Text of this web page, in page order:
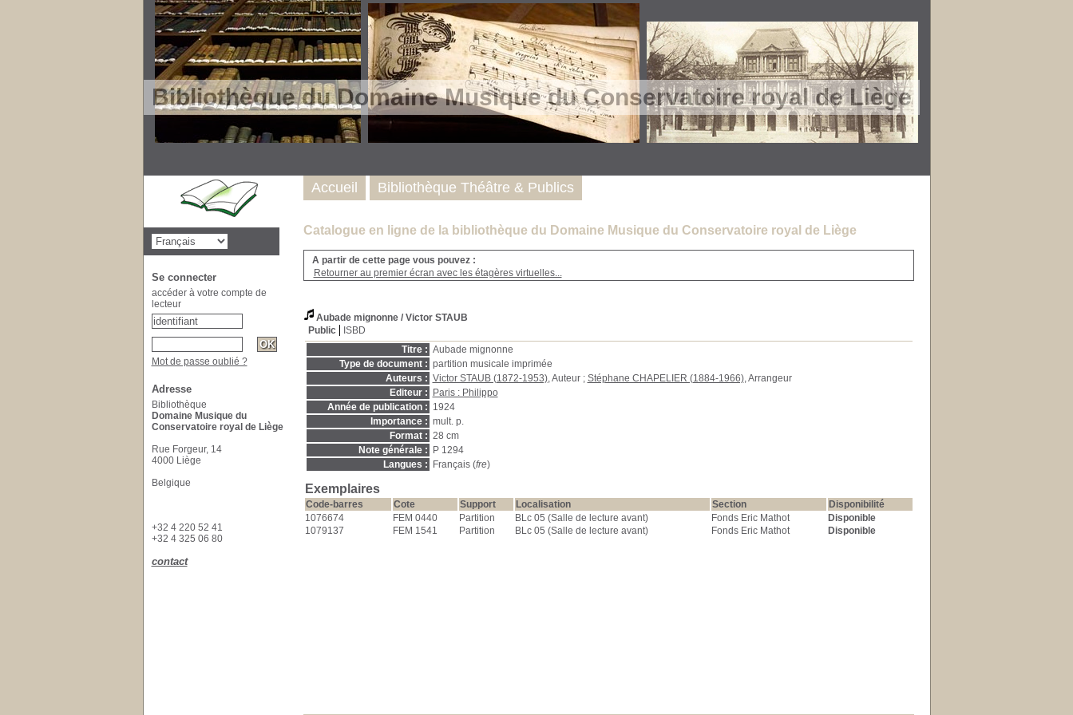
Bibliothèque du Domaine Musique du Conservatoire royal de Liège
Catalogue en ligne de la bibliothèque du Domaine Musique du Conservatoire royal de Liège
A partir de cette page vous pouvez :
Retourner au premier écran avec les étagères virtuelles...
Aubade mignonne/ Victor STAUB
Public
ISBD
Titre : Aubade mignonne
Type de document : partition musicale imprimée
Auteurs : Victor STAUB (1872-1953), Auteur ; Stéphane CHAPELIER (1884-1966), Arrangeur
Editeur :
Paris : Philippo
Année de publication : 1924
Importance : mult. p.
Format : 28 cm
Note générale :
P 1294
Langues :
Français (fre)
Exemplaires
Code-barres Cote Support Localisation Section
Disponibilité
1076674
FEM 0440 Partition BLc 05 (Salle de lecture avant) Fonds Eric Mathot
Disponible
1079137
FEM 1541 Partition BLc 05 (Salle de lecture avant) Fonds Eric Mathot Disponible
Accueil Bibliothèque Théâtre & Publics
Se connecter
accéder à votre compte de
lecteur
Mot de passe oublié ?
Adresse
Bibliothèque
Domaine Musique du
Conservatoire royal de Liège
Rue Forgeur, 14
4000 Liège
Belgique
+32 4 220 52 41
+32 4 325 06 80
contact